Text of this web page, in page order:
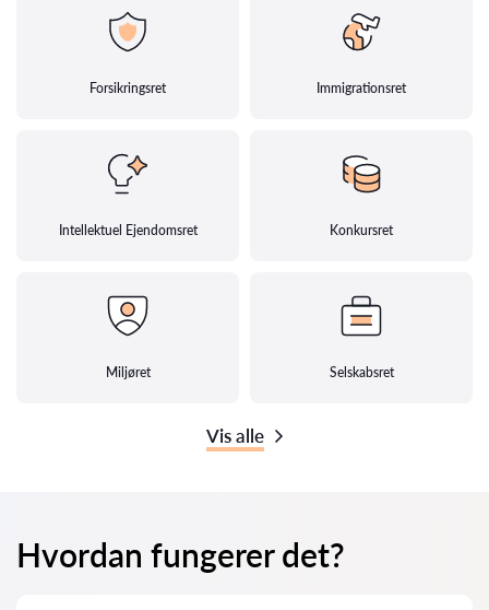
Forsikringsret Immigrationsret
Intellektuel Ejendomsret Konkursret
Miljøret Selskabsret
Vis alle
Hvordan fungerer det?